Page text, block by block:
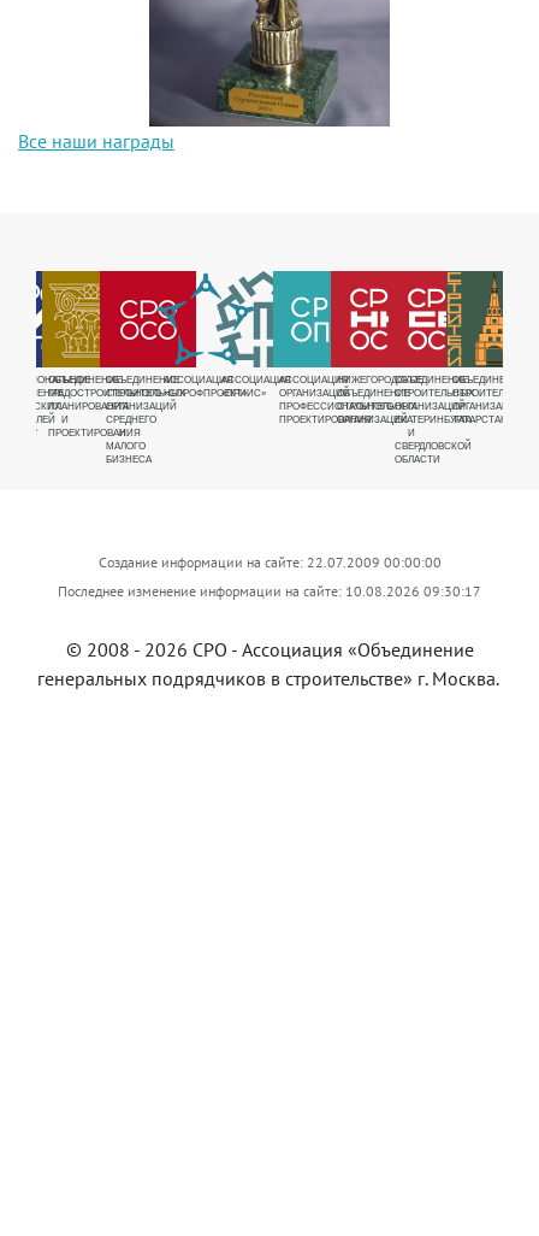
Все наши награды
ОБЪЕДИНЕНИЕ
ГРАДОСТРОИТЕЛЬНОГО
ПЛАНИРОВАНИЯ
И
ПРОЕКТИРОВАНИЯ
ОБЪЕДИНЕНИЕ
СТРОИТЕЛЬНЫХ
ОРГАНИЗАЦИЙ
СРЕДНЕГО
И
МАЛОГО
БИЗНЕСА
АССОЦИАЦИЯ
«СПРОФПРОЕКТ»
АССОЦИАЦИЯ
«ПРИИС»
АССОЦИАЦИЯ
ОРГАНИЗАЦИЙ
ПРОФЕССИОНАЛЬНОГО
ПРОЕКТИРОВАНИЯ
НИЖЕГОРОДСКОЕ
ОБЪЕДИНЕНИЕ
СТРОИТЕЛЬНЫХ
ОРГАНИЗАЦИЙ
ОБЪЕДИНЕНИЕ
СТРОИТЕЛЬНЫХ
ОРГАНИЗАЦИЙ
ЕКАТЕРИНБУРГА
И
СВЕРДЛОВСКОЙ
ОБЛАСТИ
ОБЪЕДИНЕНИЕ
СТРОИТЕЛЬНЫХ
ОРГАНИЗАЦИЙ
ТАТАРСТАНА
Создание информации на сайте: 22.07.2009 00:00:00
Последнее изменение информации на сайте: 10.08.2026 09:30:17
© 2008 - 2026 СРО - Ассоциация «Объединение
генеральных подрядчиков в строительстве» г. Москва.